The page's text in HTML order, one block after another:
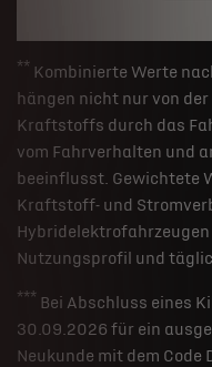
** Kombinierte Werte
hängen nicht nur von
Kraftstoffs durch das
vom Fahrverhalten und
beeinflusst. Gewichtete
Kraftstoff- und
Nutzungsprofil und
*** Bei Abschluss eines
30.09.2026 für ein
Neukunde mit dem Code